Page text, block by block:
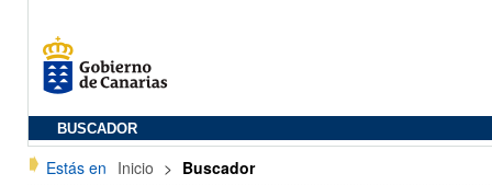
BUSCADOR
Estás en Inicio > Buscador